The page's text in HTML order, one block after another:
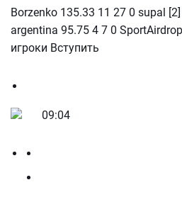
Borzenko 135.33 11 27 0 supal
argentina 95.75 4 7 0
игроки Вступить
09:04